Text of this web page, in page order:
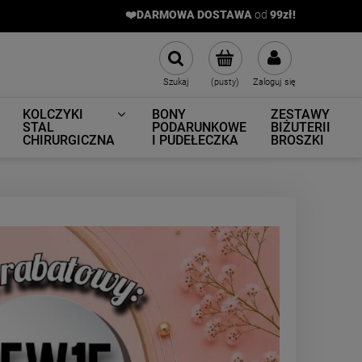
❤️DARMOWA DOSTAWA od 99zł!
(pusty) Zaloguj się
Szukaj
KOLCZYKI
STAL
CHIRURGICZNA
BONY
PODARUNKOWE
I PUDEŁECZKA
ZESTAWY
BIŻUTERII
BROSZKI